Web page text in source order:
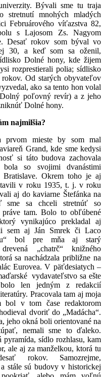
Bývali sme tu traja
stretnutí mnohých mladých
Februárového víťazstva 82,
s Lajosom Zs. Nagyom
Desať rokov som býval vo
30, a keď som sa oženil,
Dolné hony, kde žijem
rozprestierali polia; sídlisko
Od starých obyvateľov
ako sa tento hon volal
poľovný revír) a z jeho
Dolné hony.
najmilšia?
prvom mieste by som mal
Grand, kde sme kedysi
si táto budova zachovala
so svojimi dvanástimi
Bratislave. Okrem toho je aj
v roku 1935, t. j. v roku
aj do kaviarne Štefánka na
sme sa chceli stretnúť so
tam. Bolo to obľúbené
vynikajúco prekladal aj
sem aj Ján Smrek či Laco
bol pre mňa aj starý
„chatrč“ knižného
sa nachádzala približne na
Eurovea. V päťdesiatych –
vydavateľstvo sa ešte
len jedným z redakcií
Pracovala tam aj moja
bol v tom čase redaktorom
dvoriť do „Madácha“.
jeho okná boli orientované na
nemali sme to ďaleko.
pyramída, sídlo rozhlasu, kam
ale aj za manželkou, ktorá tu
rokov. Samozrejme,
stále sú budovy v historickej